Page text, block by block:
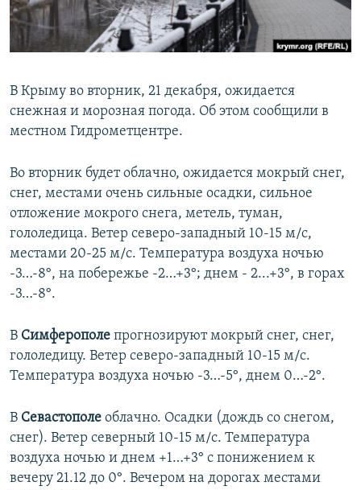
ПОБЕДИТЕЛЕЙ НЕ СУДЯТ?
КРЫМ.НЕПОКОРЕННЫЙ
УКРАИНСКАЯ ПРОБЛЕМА КРЫМА
ПРИСОЕДИНЯЙТЕСЬ!
Все сайты RFE/RL
В Крыму во вторник, 21 декабря, ожидается
снежная и морозная погода. Об этом сообщили в
местном Гидрометцентре.
Во вторник будет облачно, ожидается мокрый снег,
снег, местами очень сильные осадки, сильное
отложение мокрого снега, метель, туман,
гололедица. Ветер северо-западный 10-15 м/с,
местами 20-25 м/с. Температура воздуха ночью
-3…-8°, на побережье -2…+3°; днем - 2...+3°, в горах
-3…-8°.
В Симферополе прогнозируют мокрый снег, снег,
гололедицу. Ветер северо-западный 10-15 м/с.
Температура воздуха ночью -3…-5°, днем 0…-2°.
В Севастополе облачно. Осадки (дождь со снегом,
снег). Ветер северный 10-15 м/с. Температура
воздуха ночью и днем +1…+3° с понижением к
вечеру 21.12 до 0°. Вечером на дорогах местами